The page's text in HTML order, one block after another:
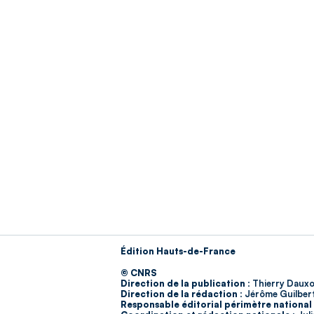
Édition Hauts-de-France
© CNRS
Direction de la publication : Thierry
Direction de la rédaction : Jérôme
Responsable éditorial périmètre national